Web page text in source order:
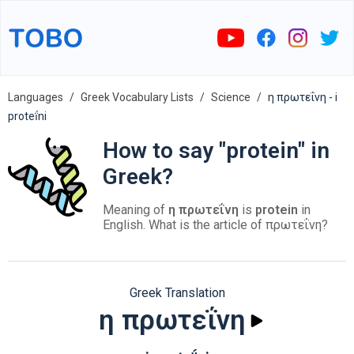
Languages Greek Vocabulary Lists Science
η πρωτεΐνη - i
proteḯni
How to say "protein" in
Greek?
Meaning of η πρωτεΐνη is protein in
English. What is the article of πρωτεΐνη?
Greek Translation
η πρωτεΐνη